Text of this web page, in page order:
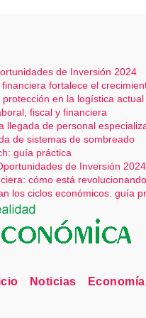
de Inversión 2024
fortalece el
en la logística actual
fiscal y financiera
llegada de personal
de sistemas de sombreado
guía práctica
de Inversión 2024
cómo está
los ciclos económicos: guía
Noticias Economía